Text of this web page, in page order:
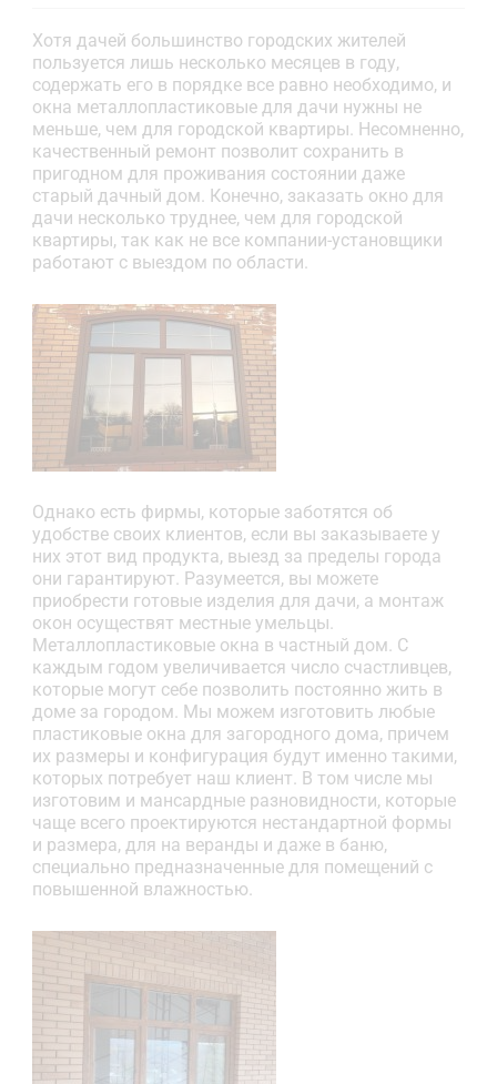
Хотя дачей большинство городских жителей
пользуется лишь несколько месяцев в году,
содержать его в порядке все равно необходимо, и
окна металлопластиковые для дачи нужны не
меньше, чем для городской квартиры. Несомненно,
качественный ремонт позволит сохранить в
пригодном для проживания состоянии даже
старый дачный дом. Конечно, заказать окно для
дачи несколько труднее, чем для городской
квартиры, так как не все компании-установщики
работают с выездом по области.
Однако есть фирмы, которые заботятся об
удобстве своих клиентов, если вы заказываете у
них этот вид продукта, выезд за пределы города
они гарантируют. Разумеется, вы можете
приобрести готовые изделия для дачи, а монтаж
окон осуществят местные умельцы.
Металлопластиковые окна в частный дом. С
каждым годом увеличивается число счастливцев,
которые могут себе позволить постоянно жить в
доме за городом. Мы можем изготовить любые
пластиковые окна для загородного дома, причем
их размеры и конфигурация будут именно такими,
которых потребует наш клиент. В том числе мы
изготовим и мансардные разновидности, которые
чаще всего проектируются нестандартной формы
и размера, для на веранды и даже в баню,
специально предназначенные для помещений с
повышенной влажностью.